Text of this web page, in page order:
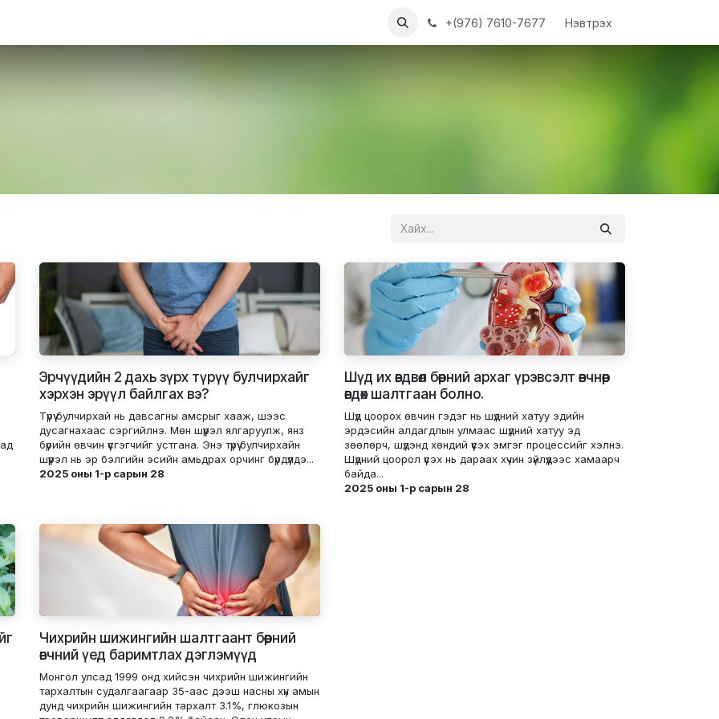
АЖЛЫН БАЙРУУД+(976) 7610-7677 Нэвтрэх
Эрчүүдийн 2 дахь зүрх түрүү булчирхайг
хэрхэн эрүүл байлгах вэ?
Түрүү булчирхай нь давсагны амсрыг хааж, шээс
дусагнахаас сэргийлнэ. Мөн шүүрэл ялгаруулж, янз
бүрийн өвчин үүсгэгчийг устгана. Энэ түрүү булчирхайн
шүүрэл нь эр бэлгийн эсийн амьдрах орчинг бүрдүүлдэ...
2025 оны 1-р сарын 28
Шүд их өвдвөл бөөрний архаг үрэвсэлт өвчнөөр
өвдөх шалтгаан болно.
Шүд цоорох өвчин гэдэг нь шүдний хатуу эдийн
эрдэсийн алдагдлын улмаас шүдний хатуу эд
зөөлөрч, шүдэнд хөндий үүсэх эмгэг процессийг хэлнэ.
Шүдний цоорол үүсэх нь дараах хүчин зүйлүүдээс хамаарч
байда...
2025 оны 1-р сарын 28
Чихрийн шижингийн шалтгаант бөөрний
өвчний үед баримтлах дэглэмүүд
Монгол улсад 1999 онд хийсэн чихрийн шижингийн
тархалтын судалгаагаар 35-аас дээш насны хүн амын
дунд чихрийн шижингийн тархалт 3.1%, глюкозын